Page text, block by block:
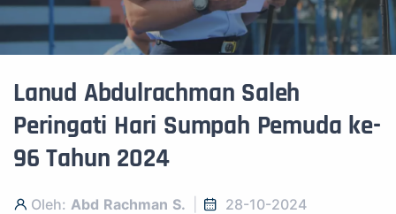
Lanud Abdulrachman Saleh
Peringati Hari Sumpah Pemuda ke-
96 Tahun 2024
Oleh: Abd Rachman S. 28-10-2024